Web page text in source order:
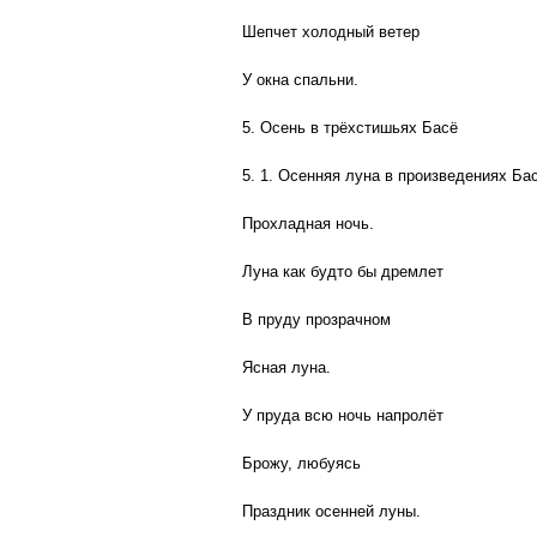
Шепчет холодный ветер
У окна спальни.
5. Осень в трёхстишьях Басё
5. 1. Осенняя луна в произведениях
Прохладная ночь.
Луна как будто бы дремлет
В пруду прозрачном
Ясная луна.
У пруда всю ночь напролёт
Брожу, любуясь
Праздник осенней луны.